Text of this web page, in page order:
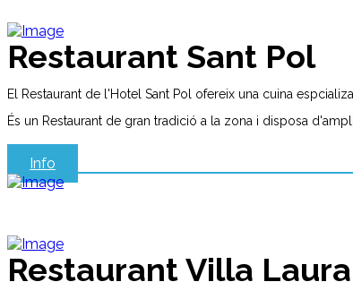
Restaurant Sant Pol
El Restaurant de l'Hotel Sant Pol ofereix una cuina
És un Restaurant de gran tradició a la zona i disposa
Info
Restaurant Villa Laura